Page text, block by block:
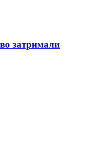
затримали